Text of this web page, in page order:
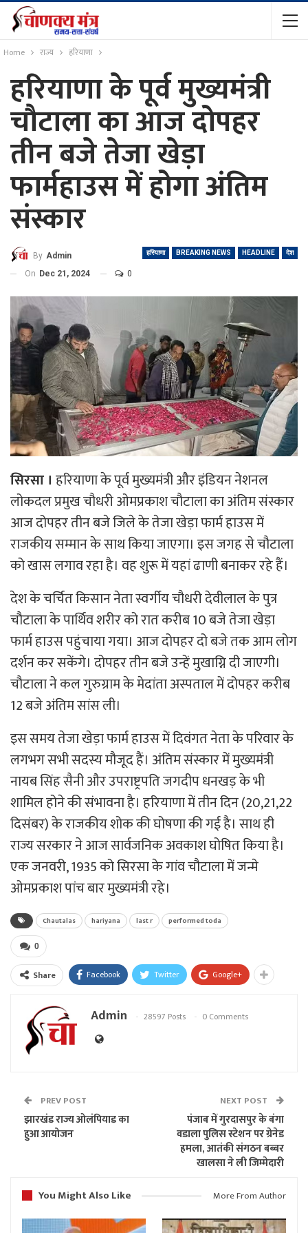
Home राज्य हरियाणा
हरियाणा के पूर्व मुख्यमंत्री
चौटाला का आज दोपहर
तीन बजे तेजा खेड़ा
फार्महाउस में होगा अंतिम
संस्कार
हरियाणा BREAKING NEWS HEADLINE देश
By Admin
On Dec 21, 2024 0
सिरसा । हरियाणा के पूर्व मुख्यमंत्री और इंडियन नेशनल
लोकदल प्रमुख चौधरी ओमप्रकाश चौटाला का अंतिम संस्कार
आज दोपहर तीन बजे जिले के तेजा खेड़ा फार्म हाउस में
राजकीय सम्मान के साथ किया जाएगा। इस जगह से चौटाला
को खास लगाव रहा है। वह शुरू में यहां ढाणी बनाकर रहे हैं।
देश के चर्चित किसान नेता स्वर्गीय चौधरी देवीलाल के पुत्र
चौटाला के पार्थिव शरीर को रात करीब 10 बजे तेजा खेड़ा
फार्म हाउस पहुंचाया गया। आज दोपहर दो बजे तक आम लोग
दर्शन कर सकेंगे। दोपहर तीन बजे उन्हें मुखाग्नि दी जाएगी।
चौटाला ने कल गुरुग्राम के मेदांता अस्पताल में दोपहर करीब
12 बजे अंतिम सांस ली।
इस समय तेजा खेड़ा फार्म हाउस में दिवंगत नेता के परिवार के
लगभग सभी सदस्य मौजूद हैं। अंतिम संस्कार में मुख्यमंत्री
नायब सिंह सैनी और उपराष्ट्रपति जगदीप धनखड़ के भी
शामिल होने की संभावना है। हरियाणा में तीन दिन (20,21,22
दिसंबर) के राजकीय शोक की घोषणा की गई है। साथ ही
राज्य सरकार ने आज सार्वजनिक अवकाश घोषित किया है।
एक जनवरी, 1935 को सिरसा के गांव चौटाला में जन्मे
ओमप्रकाश पांच बार मुख्यमंत्री रहे।
Chautalas hariyana last r performed toda
0
Share Facebook Twitter Google+
Admin 28597 Posts 0 Comments
PREV POST
झारखंड राज्य ओलंपियाड का
हुआ आयोजन
NEXT POST
पंजाब में गुरदासपुर के बंगा
वडाला पुलिस स्टेशन पर ग्रेनेड
हमला, आतंकी संगठन बब्बर
खालसा ने ली जिम्मेदारी
You Might Also Like
More From Author